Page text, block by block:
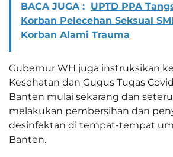
BACA JUGA : UPTD PPA
Korban Pelecehan Seksual
Korban Alami Trauma
Gubernur WH juga instruksikan
Kesehatan dan Gugus Tugas
Banten mulai sekarang dan
melakukan pembersihan dan
desinfektan di tempat-tempat
Banten.